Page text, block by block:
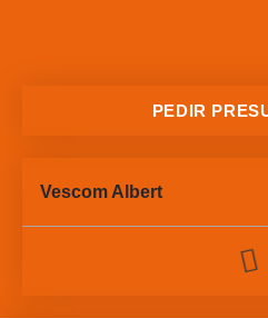
PEDIR
Vescom Albert